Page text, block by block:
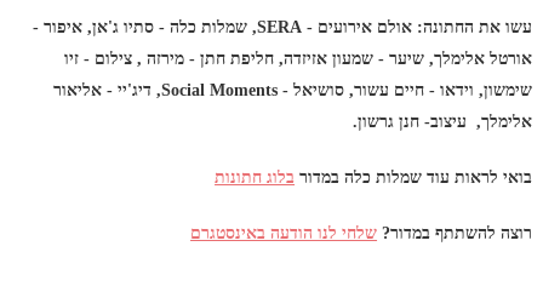
עשו את החתונה: אולם אירועים - SERA, שמלות כלה - סתיו ג'אן, איפור -
אורטל אלימלך, שיער - שמעון אזיזדה, חליפת חתן - מירזה , צילום - זיו
שימשון, וידאו - חיים עשור, סושיאל - Social Moments, דיג'יי - אליאור
אלימלך, עיצוב- חנן גרשון.
בואי לראות עוד שמלות כלה במדור בלוג חתונות
רוצה להשתתף במדור? שלחי לנו הודעה באינסטגרם